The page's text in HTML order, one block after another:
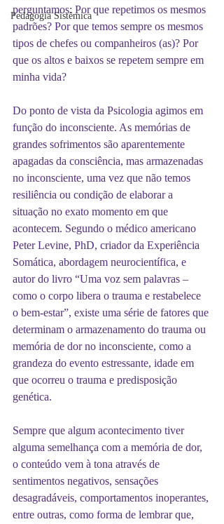
Pedagogia Sistêmica
perguntamos: Por que repetimos os mesmos
padrões? Por que temos sempre os mesmos
tipos de chefes ou companheiros (as)? Por
que os altos e baixos se repetem sempre em
minha vida?
Do ponto de vista da Psicologia agimos em
função do inconsciente. As memórias de
grandes sofrimentos são aparentemente
apagadas da consciência, mas armazenadas
no inconsciente, uma vez que não temos
resiliência ou condição de elaborar a
situação no exato momento em que
acontecem. Segundo o médico americano
Peter Levine, PhD, criador da Experiência
Somática, abordagem neurocientífica, e
autor do livro “Uma voz sem palavras –
como o corpo libera o trauma e restabelece
o bem-estar”, existe uma série de fatores que
determinam o armazenamento do trauma ou
memória de dor no inconsciente, como a
grandeza do evento estressante, idade em
que ocorreu o trauma e predisposição
genética.
Sempre que algum acontecimento tiver
alguma semelhança com a memória de dor,
o conteúdo vem à tona através de
sentimentos negativos, sensações
desagradáveis, comportamentos inoperantes,
entre outras, como forma de lembrar que,